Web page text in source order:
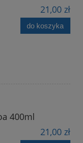
21,00 zł
do koszyka
400ml
21,00 zł